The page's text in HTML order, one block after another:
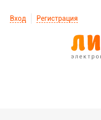
Вход Регистрация